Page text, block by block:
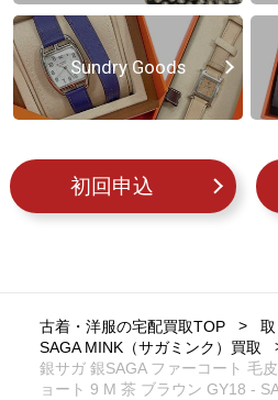
Sundry Goods
初回申込
古着・洋服の宅配買取TOP
SAGA MINK（サガミンク）買取
銀サガ 銀SAGA ファーコート 毛
ョート 9 M 茶 ブラウン GY18 -